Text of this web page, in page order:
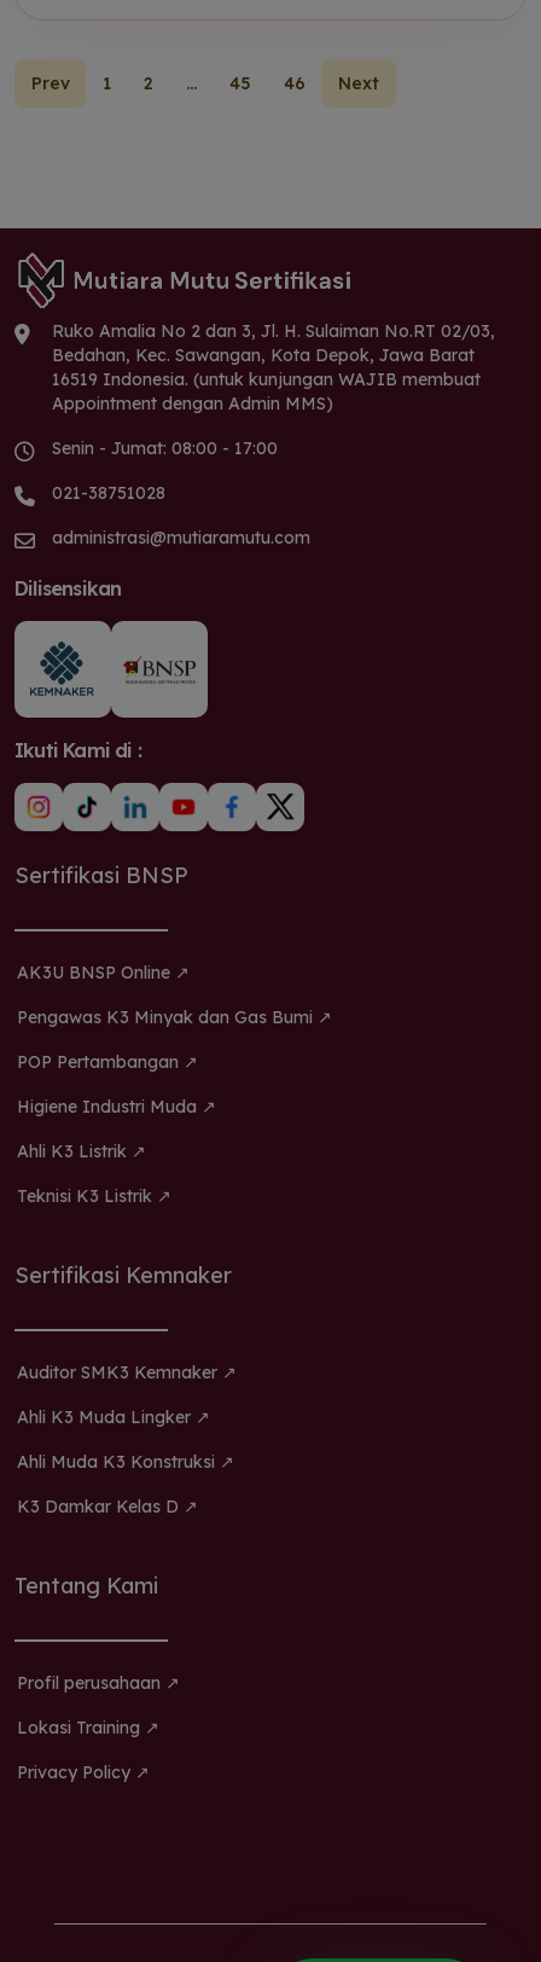
Prev 1 2 ... 45 46 Next
Ruko Amalia No 2 dan 3, Jl. H. Sulaiman No.RT 02/03,
Bedahan, Kec. Sawangan, Kota Depok, Jawa Barat
16519 Indonesia. (untuk kunjungan WAJIB membuat
Appointment dengan Admin MMS)
Senin - Jumat: 08:00 - 17:00
021-38751028
administrasi@mutiaramutu.com
Dilisensikan
Ikuti Kami di :
Sertifikasi BNSP
AK3U BNSP Online ↗
Pengawas K3 Minyak dan Gas Bumi ↗
POP Pertambangan ↗
Higiene Industri Muda ↗
Ahli K3 Listrik ↗
Teknisi K3 Listrik ↗
Sertifikasi Kemnaker
Auditor SMK3 Kemnaker ↗
Ahli K3 Muda Lingker ↗
Ahli Muda K3 Konstruksi ↗
K3 Damkar Kelas D ↗
Tentang Kami
Profil perusahaan ↗
Lokasi Training ↗
Privacy Policy ↗